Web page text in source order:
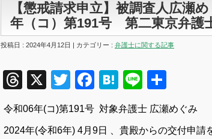
【懲戒請求申立】被調査人広瀬
年（コ）第191号 第二東京弁護
投稿日 : 2024年4月12日 | カテゴリー : 弁護士に関する記事
Threads
X TwitterFacebook
Hatena
Line
有
令和06年(コ)第191号 対象弁護士 広瀬めぐみ
2024年(令和6年) 4月 9日 貴殿からの交付申請